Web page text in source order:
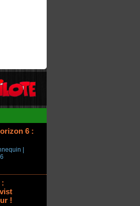
6 :
|
:
!